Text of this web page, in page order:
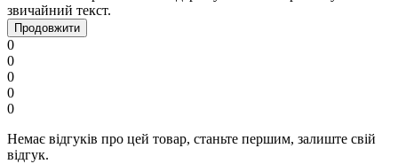
звичайний текст.
Продовжити
0
0
0
0
0
Немає відгуків про цей товар, станьте першим, залиште свій
відгук.